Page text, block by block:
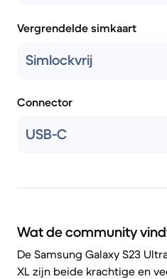
Vergrendelde simkaart
Simlockvrij
Connector
USB-C
Wat de community
De Samsung Galaxy S23
XL zijn beide krachtige en